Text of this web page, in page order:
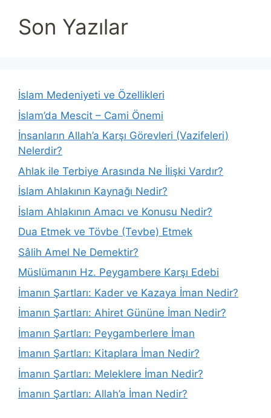
Son Yazılar
İslam Medeniyeti ve Özellikleri
İslam’da Mescit – Cami Önemi
İnsanların Allah’a Karşı Görevleri (Vazifeleri)
Nelerdir?
Ahlak ile Terbiye Arasında Ne İlişki Vardır?
İslam Ahlakının Kaynağı Nedir?
İslam Ahlakının Amacı ve Konusu Nedir?
Dua Etmek ve Tövbe (Tevbe) Etmek
Sâlih Amel Ne Demektir?
Müslümanın Hz. Peygambere Karşı Edebi
İmanın Şartları: Kader ve Kazaya İman Nedir?
İmanın Şartları: Ahiret Gününe İman Nedir?
İmanın Şartları: Peygamberlere İman
İmanın Şartları: Kitaplara İman Nedir?
İmanın Şartları: Meleklere İman Nedir?
İmanın Şartları: Allah’a İman Nedir?